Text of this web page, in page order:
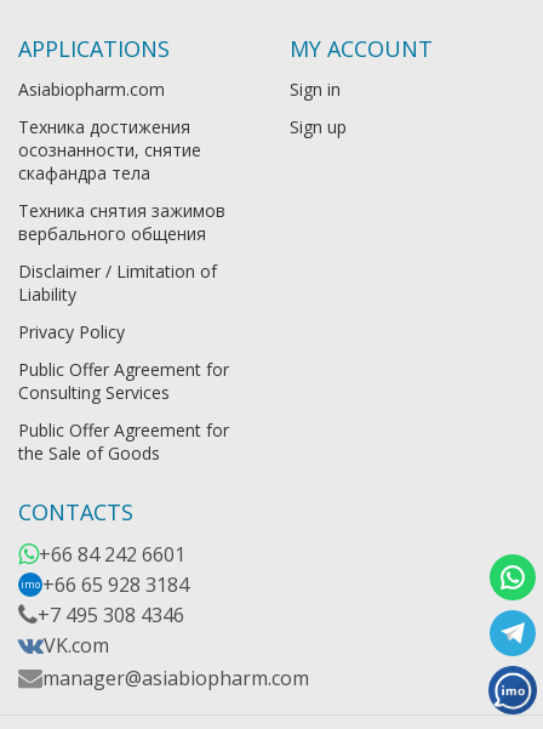
APPLICATIONS
Asiabiopharm.com
Техника достижения
осознанности, снятие
скафандра тела
Техника снятия зажимов
вербального общения
Disclaimer / Limitation of
Liability
Privacy Policy
Public Offer Agreement for
Consulting Services
Public Offer Agreement for
the Sale of Goods
MY ACCOUNT
Sign in
Sign up
CONTACTS
+66 84 242 6601
imo +66 65 928 3184
+7 495 308 4346
VK.com
manager@asiabiopharm.com